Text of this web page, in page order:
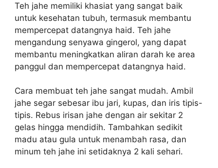
Teh jahe memiliki khasiat yang sangat baik
untuk kesehatan tubuh, termasuk membantu
mempercepat datangnya haid. Teh jahe
mengandung senyawa gingerol, yang dapat
membantu meningkatkan aliran darah ke area
panggul dan mempercepat datangnya haid.
Cara membuat teh jahe sangat mudah. Ambil
jahe segar sebesar ibu jari, kupas, dan iris tipis-
tipis. Rebus irisan jahe dengan air sekitar 2
gelas hingga mendidih. Tambahkan sedikit
madu atau gula untuk menambah rasa, dan
minum teh jahe ini setidaknya 2 kali sehari.